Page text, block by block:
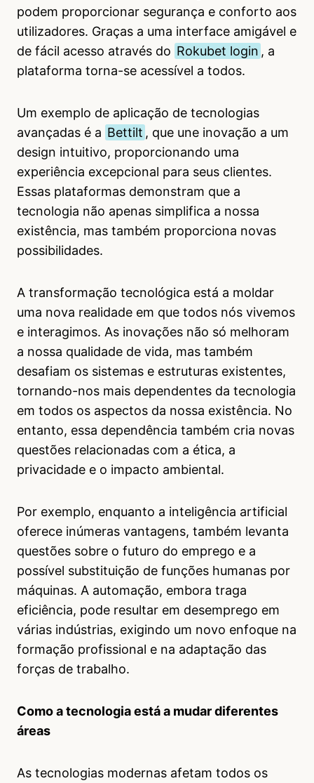
podem proporcionar segurança e conforto aos
utilizadores. Graças a uma interface amigável e
de fácil acesso através do Rokubet login , a
plataforma torna-se acessível a todos.
Um exemplo de aplicação de tecnologias
avançadas é a Bettilt , que une inovação a um
design intuitivo, proporcionando uma
experiência excepcional para seus clientes.
Essas plataformas demonstram que a
tecnologia não apenas simplifica a nossa
existência, mas também proporciona novas
possibilidades.
A transformação tecnológica está a moldar
uma nova realidade em que todos nós vivemos
e interagimos. As inovações não só melhoram
a nossa qualidade de vida, mas também
desafiam os sistemas e estruturas existentes,
tornando-nos mais dependentes da tecnologia
em todos os aspectos da nossa existência. No
entanto, essa dependência também cria novas
questões relacionadas com a ética, a
privacidade e o impacto ambiental.
Por exemplo, enquanto a inteligência artificial
oferece inúmeras vantagens, também levanta
questões sobre o futuro do emprego e a
possível substituição de funções humanas por
máquinas. A automação, embora traga
eficiência, pode resultar em desemprego em
várias indústrias, exigindo um novo enfoque na
formação profissional e na adaptação das
forças de trabalho.
Como a tecnologia está a mudar diferentes
áreas
As tecnologias modernas afetam todos os